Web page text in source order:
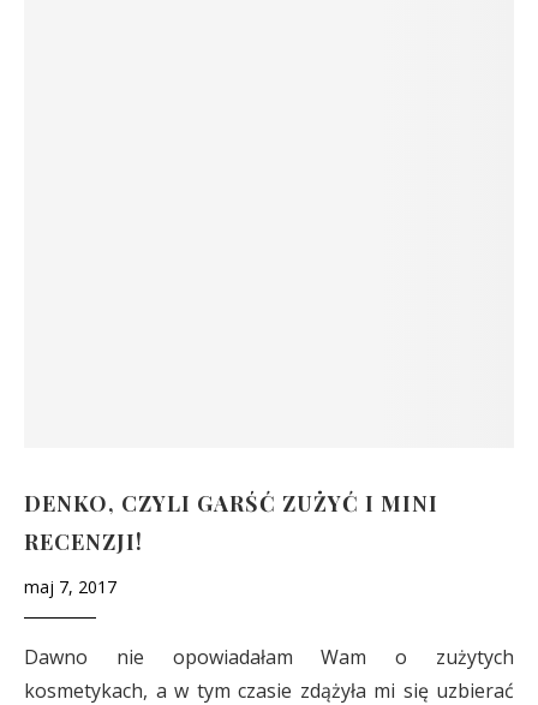
DENKO, CZYLI GARŚĆ ZUŻYĆ I MINI
RECENZJI!
maj 7, 2017
Dawno nie opowiadałam Wam o zużytych
kosmetykach, a w tym czasie zdążyła mi się uzbierać